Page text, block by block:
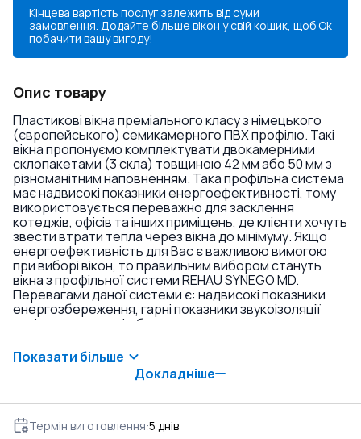
Кінцева вартість послуг залежить від суми
замовлення. Додайте більше вікон у свій кошик, щоб
побачити вашу вигоду!
Ok
Опис товару
Пластикові вікна преміального класу з німецького
(європейського) семикамерного ПВХ профілю. Такі
вікна пропонуємо комплектувати двокамерними
склопакетами (3 скла) товщиною 42 мм або 50 мм з
різноманітним наповненням. Така профільна система
має надвисокі показники енергоефективності, тому
використовується переважно для засклення
котеджів, офісів та інших приміщень, де клієнти хочуть
звести втрати тепла через вікна до мінімуму. Якщо
енергоефективність для Вас є важливою вимогою
при виборі вікон, то правильним вибором стануть
вікна з профільної системи REHAU SYNEGO MD.
Перевагами даної системи є: надвисокі показники
енергозбереження, гарні показники звукоізоляції
навіть у комплекті з базовими склопакетами,
встановлення склопакетів великої товщини. Якщо ви
бажаєте економити на енергоресурсах та мати
справді теплі вікна без турбот в експлуатації –
Показати більше
Докладніше
Термін виготовлення:5 днів